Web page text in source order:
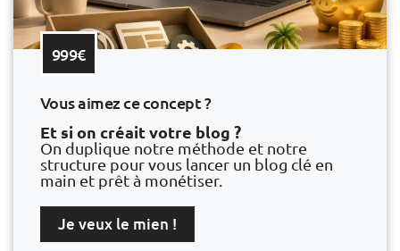
999€
Vous aimez ce concept ?
Et si on créait votre blog ?
On duplique notre méthode et notre
structure pour vous lancer un blog clé en
main et prêt à monétiser.
Je veux le mien !